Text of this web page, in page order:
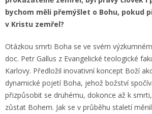
bychom měli přemýšlet o Bohu, pokud
v Kristu zemřel?
Otázkou smrti Boha se ve svém
doc. Petr Gallus z Evangelické teologické
Karlovy. Předložil inovativní koncept Boží
dynamické pojetí Boha, jehož božství
přizpůsobit se druhému, dokonce až k
zůstat Bohem. Jak se v průběhu staletí